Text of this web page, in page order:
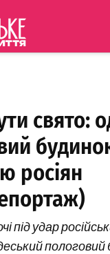
Життя
В
свято:
росіян
під удар
пологовий